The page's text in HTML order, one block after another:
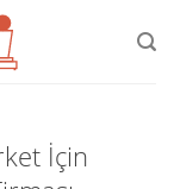
İçin